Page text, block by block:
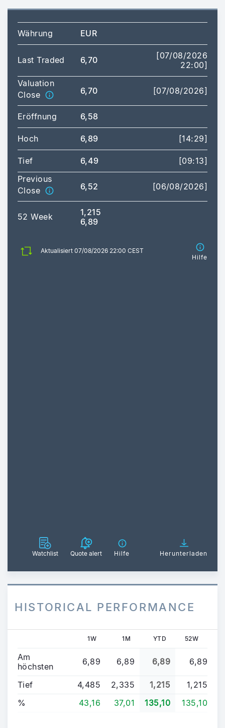
Währung EUR
Last Traded 6,70
[07/08/2026
22:00]
Valuation
Close
6,70 [07/08/2026]
Eröffnung 6,58
Hoch 6,89 [14:29]
Tief 6,49
[09:13]
Previous
Close
6,52 [06/08/2026]
52 Week
1,215
6,89
Aktualisiert 07/08/2026 22:00 CEST
Hilfe
Watchlist Quote alert Hilfe Herunterladen
HISTORICAL PERFORMANCE
1W 1M YTD 52W
Am
höchsten
6,89 6,89 6,89 6,89
Tief 4,485 2,335 1,215
1,215
%
43,16 37,01 135,10 135,10